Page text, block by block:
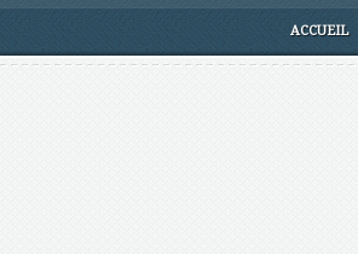
ACCUEIL